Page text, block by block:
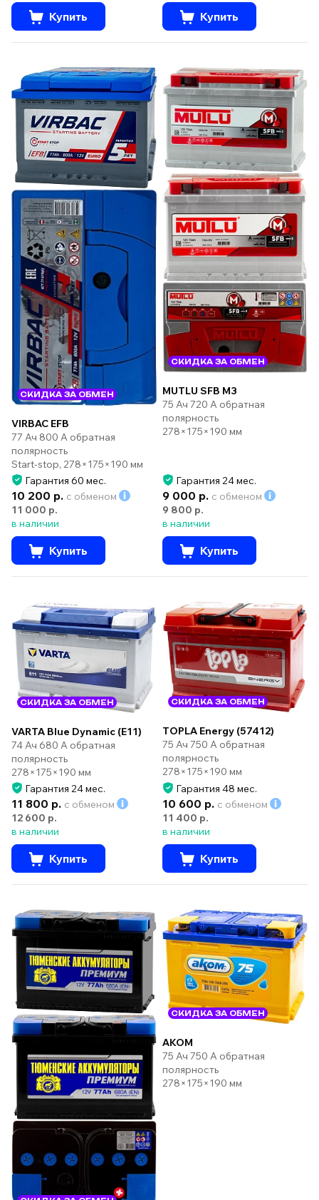
Купить Купить
СКИДКА ЗА ОБМЕН
VIRBAC EFB
77 Ач 800 А обратная
полярность
Start-stop, 278×175×190 мм
Гарантия 60 мес.
10 200 р. с обменом
11 000 р.
в наличии
Купить
СКИДКА ЗА ОБМЕН
MUTLU SFB M3
75 Ач 720 А обратная
полярность
278×175×190 мм
Гарантия 24 мес.
9 000 р. с обменом
9 800 р.
в наличии
Купить
СКИДКА ЗА ОБМЕН
VARTA Blue Dynamic (E11)
74 Ач 680 А обратная
полярность
278×175×190 мм
Гарантия 24 мес.
11 800 р. с обменом
12 600 р.
в наличии
Купить
СКИДКА ЗА ОБМЕН
TOPLA Energy (57412)
75 Ач 750 А обратная
полярность
278×175×190 мм
Гарантия 48 мес.
10 600 р. с обменом
11 400 р.
в наличии
Купить
СКИДКА ЗА ОБМЕН
AKOM
75 Ач 750 А обратная
полярность
278×175×190 мм